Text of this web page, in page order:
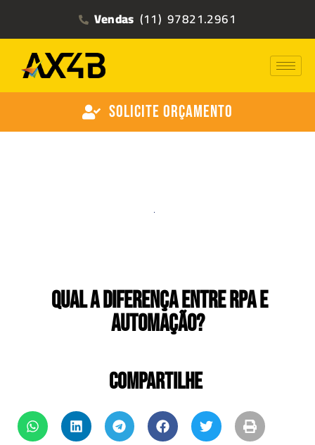
Vendas (11) 97821.2961
Solicite Orçamento
Qual a diferença entre RPA e
automação?
COMPARTILHE